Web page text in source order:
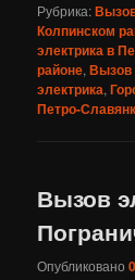
Рубрика:
Колпинском
электрика в
районе,Вызов
электрика,
Петро-
Вызов
Опубликовано